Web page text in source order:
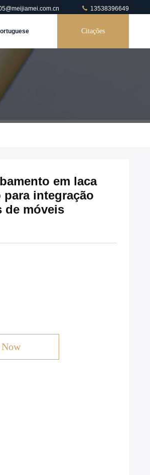
13538396649
Citações
em laca
integração
de móveis